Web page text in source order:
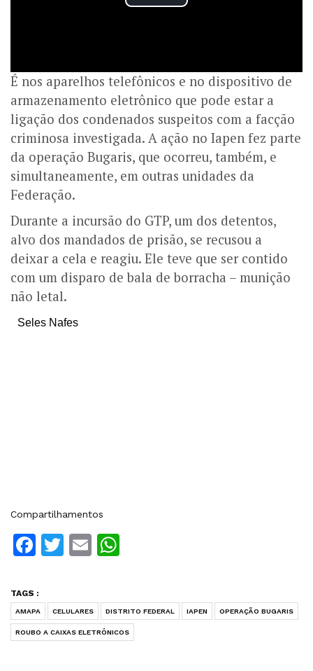
É nos aparelhos telefônicos e no dispositivo de
armazenamento eletrônico que pode estar a
ligação dos condenados suspeitos com a facção
criminosa investigada. A ação no Iapen fez parte
da operação Bugaris, que ocorreu, também, e
simultaneamente, em outras unidades da
Federação.
Durante a incursão do GTP, um dos detentos,
alvo dos mandados de prisão, se recusou a
deixar a cela e reagiu. Ele teve que ser contido
com um disparo de bala de borracha – munição
não letal.
Seles Nafes
Compartilhamentos
Facebook
Twitter
Email
TAGS :
AMAPA CELULARES DISTRITO FEDERAL IAPEN OPERAÇÃO BUGARIS
ROUBO A CAIXAS ELETRÔNICOS